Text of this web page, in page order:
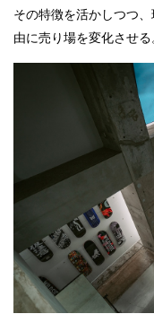
その特徴を活かしつつ
由に売り場を変化させる